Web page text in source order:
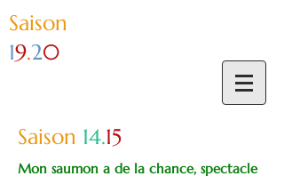
Saison
19.20
Saison 14.15
Mon saumon a de la chance, spectacle